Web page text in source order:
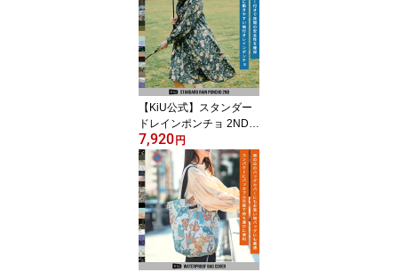
女性 おしゃれ 可愛い か
わいい 大きめ 大きい 親
骨61cm 直径102cm 耐風
風に強い プレゼント】
【KiU公式】スタンダー
ドレインポンチョ 2ND
レインコート レディース
メンズ 防水 撥水 耐水 ス
リーブポンチョ 雨具 お
しゃれ 袖付き 通勤 通学
自転車 ユニセックス 男
女兼用 防災
7,920円